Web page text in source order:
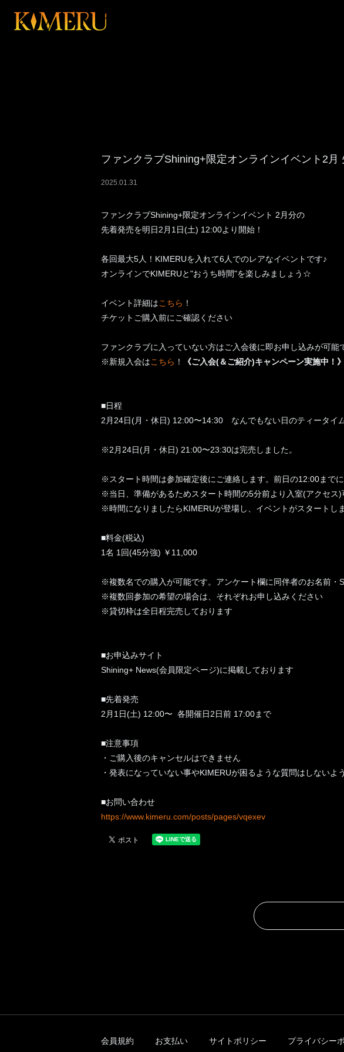
ファンクラブShining+限定オンラインイベント2月
2025.01.31
ファンクラブShining+限定オンラインイベント 2月分の
先着発売を明日2月1日(土) 12:00より開始！
各回最大5人！KIMERUを入れて6人でのレアなイベントです♪
オンラインでKIMERUと"おうち時間"を楽しみましょう☆
イベント詳細はこちら ！
チケットご購入前にご確認ください
ファンクラブに入っていない方はご入会後に即お申し込みが可能
※新規入会はこちら ！ 《ご入会(＆ご紹介)キャンペーン実施中！》
■日程
2月24日(月・休日) 12:00〜14:30 なんでもない日のティータイ
※2月24日(月・休日) 21:00〜23:30は完売しました。
※スタート時間は参加確定後にご連絡します。前日の12:00まで
※当日、準備があるためスタート時間の5分前より入室(アクセス
※時間になりましたらKIMERUが登場し、イベントがスタートし
■料金(税込)
1名 1回(45分強) ￥11,000
※複数名での購入が可能です。アンケート欄に同伴者のお名前・
※複数回参加の希望の場合は、それぞれお申し込みください
※貸切枠は全日程完売しております
■お申込みサイト
Shining+ News(会員限定ページ)に掲載しております
■先着発売
2月1日(土) 12:00〜 各開催日2日前 17:00まで
■注意事項
・ご購入後のキャンセルはできません
・発表になっていない事やKIMERUが困るような質問はしない
■お問い合わせ
https://www.kimeru.com/posts/pages/vqexev
会員規約 お支払い サイトポリシー プライバシー